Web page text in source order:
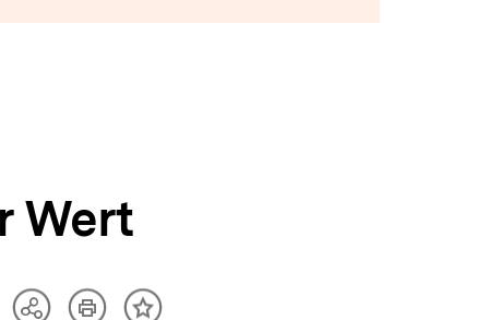
Wert